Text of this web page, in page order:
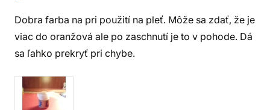
Dobra farba na pri použití na pleť. Môže sa zdať, že je
viac do oranžová ale po zaschnutí je to v pohode. Dá
sa ľahko prekryť pri chybe.